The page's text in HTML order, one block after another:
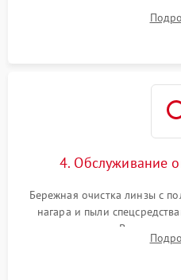
светодиода или микросхемы
платы от коррозии и
4. Обслуживание
Бережная очистка линзы с
нагара и пыли
замена стекла.
резьбовых элементов в